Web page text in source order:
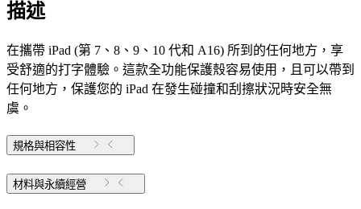
描述
在攜帶 iPad (第 7、8、9、10 代和 A16) 所到的任何地方，享
受舒適的打字體驗。這款全功能保護殼容易使用，且可以帶到
任何地方，保護您的 iPad 在發生碰撞和刮擦狀況時安全無
虞。
規格與相容性
材料與永續經營